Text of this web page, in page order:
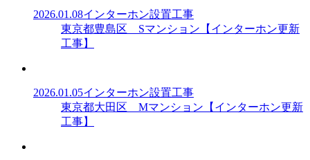
2026.01.08インターホン設置工事
東京都豊島区 Sマンション【インターホン更新
工事】
2026.01.05インターホン設置工事
東京都大田区 Mマンション【インターホン更新
工事】